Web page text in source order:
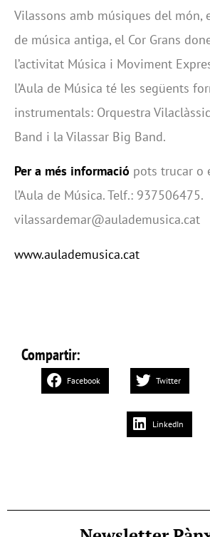
Vilassons amb músiques del món,
de música antiga, el Cor Grans
l’activitat Música i Moviment
l’Aula de Música té les següents
instrumentals: Orquestra
Band i la Vilassar Big Band.
Per a més informació pots trucar o
l’Aula de Música. Telf.: 937506475.
vilassardemar@aulademusica.cat
www.aulademusica.cat
Compartir:
Facebook Twitter
LinkedIn